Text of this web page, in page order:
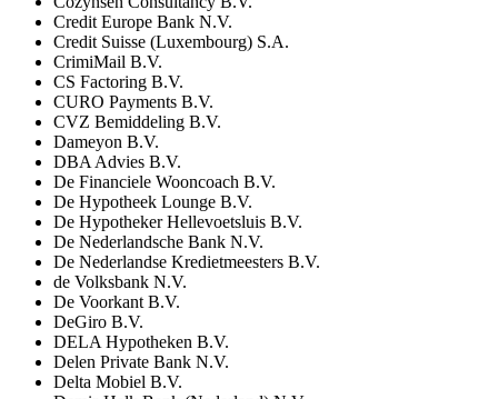
Credit Europe Bank N.V.
Credit Suisse (Luxembourg) S.A.
CrimiMail B.V.
CS Factoring B.V.
CURO Payments B.V.
CVZ Bemiddeling B.V.
Dameyon B.V.
DBA Advies B.V.
De Financiele Wooncoach B.V.
De Hypotheek Lounge B.V.
De Hypotheker Hellevoetsluis B.V.
De Nederlandsche Bank N.V.
De Nederlandse Kredietmeesters B.V.
de Volksbank N.V.
De Voorkant B.V.
DeGiro B.V.
DELA Hypotheken B.V.
Delen Private Bank N.V.
Delta Mobiel B.V.